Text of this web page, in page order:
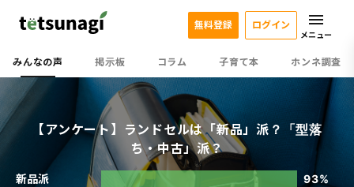
みんなの声 掲示板 コラム 子育て本 ホンネ調査
無料登録 ログイン
メニュー
【アンケート】ランドセルは「新品」派？「型落
ち・中古」派？
新品派
93%